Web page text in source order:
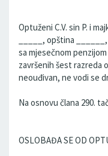
Optuženi C.V. sin P. i
_____, opština
sa mjesečnom
završenih šest razreda
neouđivan, ne vodi se
Na osnovu člana 290.
OSLOBAĐA SE OD